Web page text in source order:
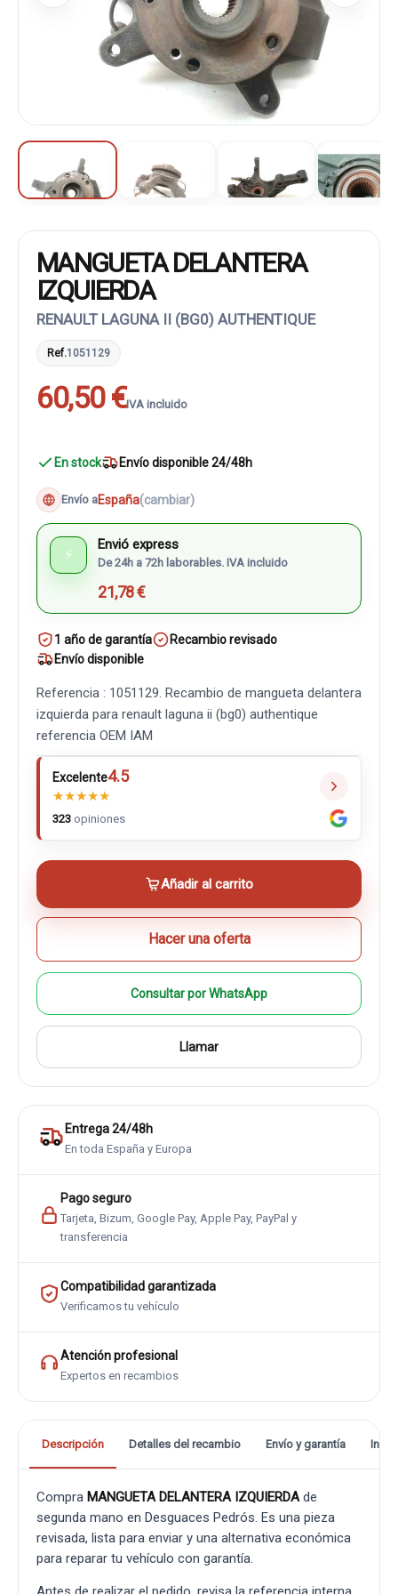
MANGUETA DELANTERA
IZQUIERDA
RENAULT LAGUNA II (BG0) AUTHENTIQUE
Ref.1051129
60,50 €IVA incluido
En stock Envío disponible 24/48h
Envío aEspaña(cambiar)
⚡
Envió express
De 24h a 72h laborables. IVA incluido
21,78 €
1 año de garantía
Recambio revisado
Envío disponible
Referencia : 1051129. Recambio de mangueta delantera
izquierda para renault laguna ii (bg0) authentique
referencia OEM IAM
Excelente4.5
★★★★★
323 opiniones
Añadir al carrito
Hacer una oferta
Consultar por WhatsApp
Llamar
Entrega 24/48h
En toda España y Europa
Pago seguro
Tarjeta, Bizum, Google Pay, Apple Pay, PayPal y
transferencia
Compatibilidad garantizada
Verificamos tu vehículo
Atención profesional
Expertos en recambios
Descripción Detalles del recambio Envío y garantía
Compra MANGUETA DELANTERA IZQUIERDAde
segunda mano en Desguaces Pedrós. Es una pieza
revisada, lista para enviar y una alternativa económica
para reparar tu vehículo con garantía.